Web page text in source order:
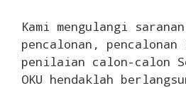
Kami mengulangi
pencalonan,
penilaian calon-calon
OKU hendaklah